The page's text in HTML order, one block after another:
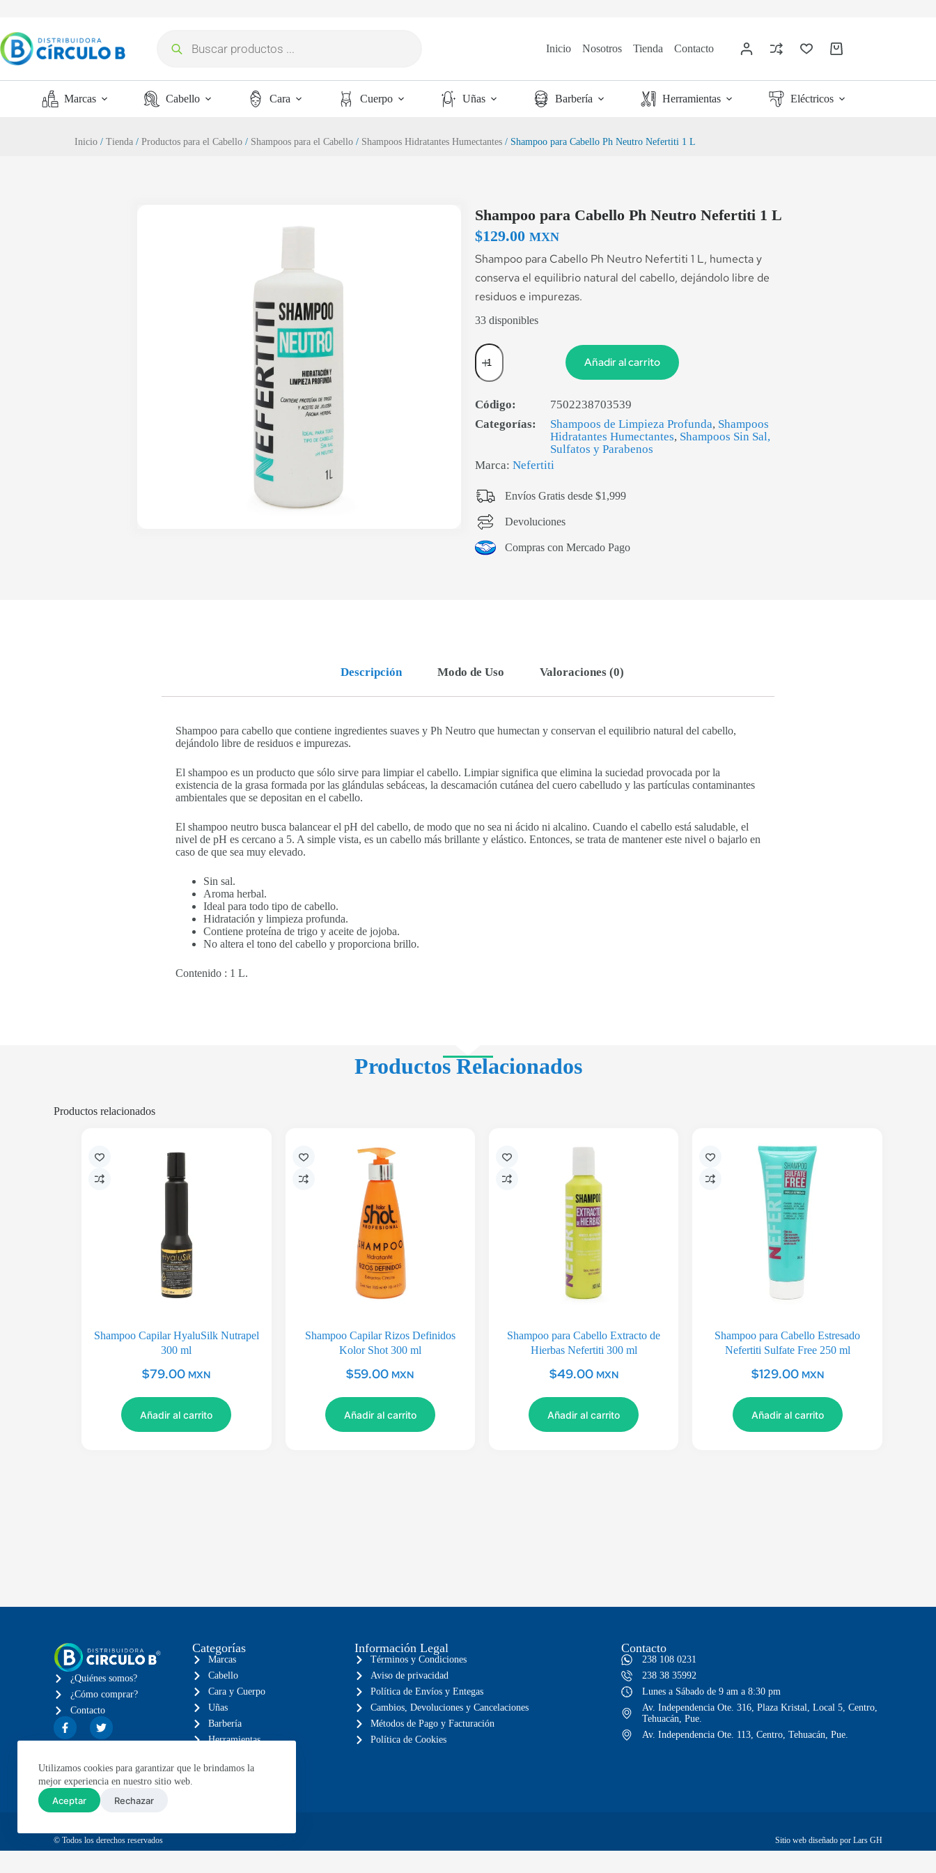
Utilizamos cookies para garantizar que le brindamos la
mejor experiencia en nuestro sitio web.
Aceptar Rechazar
Inicio Nosotros Tienda Contacto
Marcas Cabello Cara Cuerpo Uñas Barbería Herramientas Eléctricos
Inicio /Tienda /Productos para el Cabello / Shampoos para el Cabello / Shampoos Hidratantes Humectantes / Shampoo para Cabello Ph Neutro Nefertiti 1 L
Shampoo para Cabello Ph Neutro Nefertiti 1 L
$129.00 MXN
Shampoo para Cabello Ph Neutro Nefertiti 1 L, humecta y
conserva el equilibrio natural del cabello, dejándolo libre de
residuos e impurezas.
33 disponibles
Añadir al carrito
Código:
7502238703539
Categorías:
Shampoos de Limpieza Profunda, Shampoos
Hidratantes Humectantes, Shampoos Sin Sal,
Sulfatos y Parabenos
Marca: Nefertiti
Envíos Gratis desde $1,999
Devoluciones
Compras con Mercado Pago
Descripción Modo de Uso Valoraciones (0)
Shampoo para cabello que contiene ingredientes suaves y Ph Neutro que humectan y conservan el equilibrio natural del cabello,
dejándolo libre de residuos e impurezas.
El shampoo es un producto que sólo sirve para limpiar el cabello. Limpiar significa que elimina la suciedad provocada por la
existencia de la grasa formada por las glándulas sebáceas, la descamación cutánea del cuero cabelludo y las partículas contaminantes
ambientales que se depositan en el cabello.
El shampoo neutro busca balancear el pH del cabello, de modo que no sea ni ácido ni alcalino. Cuando el cabello está saludable, el
nivel de pH es cercano a 5. A simple vista, es un cabello más brillante y elástico. Entonces, se trata de mantener este nivel o bajarlo en
caso de que sea muy elevado.
Sin sal.
Aroma herbal.
Ideal para todo tipo de cabello.
Hidratación y limpieza profunda.
Contiene proteína de trigo y aceite de jojoba.
No altera el tono del cabello y proporciona brillo.
Contenido : 1 L.
Productos Relacionados
Productos relacionados
Shampoo Capilar HyaluSilk Nutrapel
300 ml
$79.00 MXN
Añadir al carrito
Shampoo Capilar Rizos Definidos
Kolor Shot 300 ml
$59.00 MXN
Añadir al carrito
Shampoo para Cabello Extracto de
Hierbas Nefertiti 300 ml
$49.00 MXN
Añadir al carrito
Shampoo para Cabello Estresado
Nefertiti Sulfate Free 250 ml
$129.00 MXN
Añadir al carrito
¿Quiénes somos?
¿Cómo comprar?
Contacto
Categorías
Marcas
Cabello
Cara y Cuerpo
Uñas
Barbería
Herramientas
Muebles
Información Legal
Términos y Condiciones
Aviso de privacidad
Política de Envíos y Entegas
Cambios, Devoluciones y Cancelaciones
Métodos de Pago y Facturación
Política de Cookies
Contacto
238 108 0231
238 38 35992
Lunes a Sábado de 9 am a 8:30 pm
Av. Independencia Ote. 316, Plaza Kristal, Local 5, Centro,
Tehuacán, Pue.
Av. Independencia Ote. 113, Centro, Tehuacán, Pue.
© Todos los derechos reservados Sitio web diseñado por Lars GH